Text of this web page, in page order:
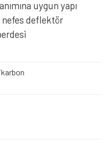
uygun yapı
nefes deflektör